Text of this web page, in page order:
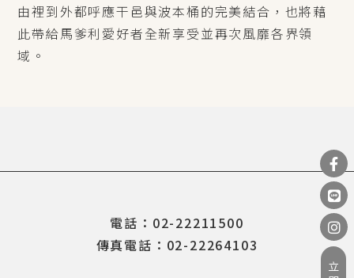
由裡到外都呼應干邑與波本桶的完美結合，也將藉
此帶給馬爹利愛好者全新享受並再次風靡各界領
域。
電話：02-22211500
傳真電話：02-22264103